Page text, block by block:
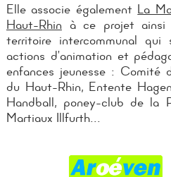
Elle associe également La
Haut-Rhin à ce projet ainsi
territoire intercommunal
actions d’animation et
enfances jeunesse : Comité
du Haut-Rhin, Entente
Handball, poney-club de la
Martiaux Illfurth...